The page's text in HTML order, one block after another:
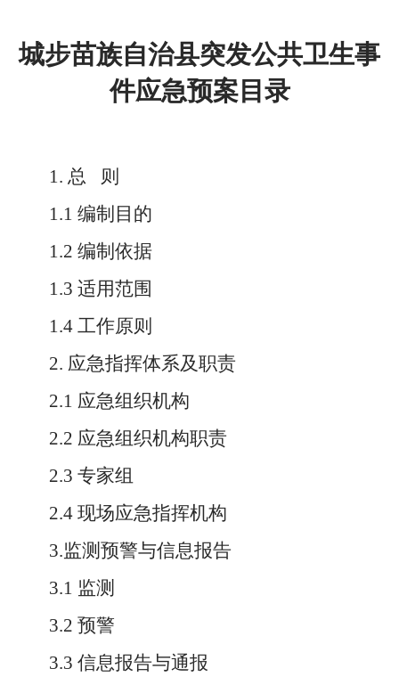
城步苗族自治县突发公共卫生事
件应急预案目录
1. 总 则
1.1 编制目的
1.2 编制依据
1.3 适用范围
1.4 工作原则
2. 应急指挥体系及职责
2.1 应急组织机构
2.2 应急组织机构职责
2.3 专家组
2.4 现场应急指挥机构
3.监测预警与信息报告
3.1 监测
3.2 预警
3.3 信息报告与通报